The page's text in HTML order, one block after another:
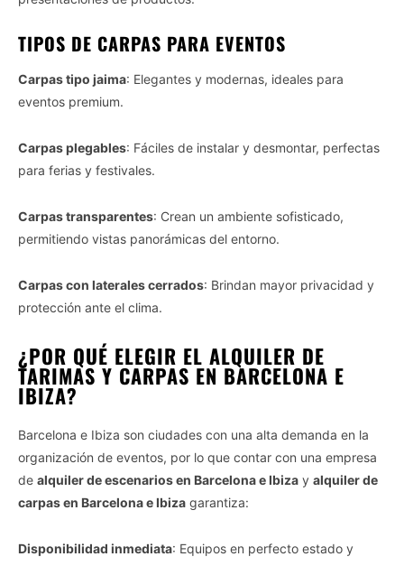
TIPOS DE CARPAS PARA EVENTOS
Carpas tipo jaima: Elegantes y modernas, ideales para
eventos premium.
Carpas plegables: Fáciles de instalar y desmontar, perfectas
para ferias y festivales.
Carpas transparentes: Crean un ambiente sofisticado,
permitiendo vistas panorámicas del entorno.
Carpas con laterales cerrados: Brindan mayor privacidad y
protección ante el clima.
¿POR QUÉ ELEGIR EL ALQUILER DE
TARIMAS Y CARPAS EN BARCELONA E
IBIZA?
Barcelona e Ibiza son ciudades con una alta demanda en la
organización de eventos, por lo que contar con una empresa
de alquiler de escenarios en Barcelona e Ibiza y alquiler de
carpas en Barcelona e Ibiza garantiza:
Disponibilidad inmediata: Equipos en perfecto estado y